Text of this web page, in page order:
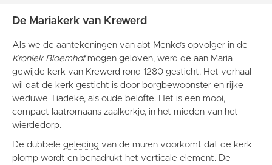
Het Grootste Museum
Steun ons
Contact
Vaktaal
De Mariakerk van Krewerd
Als we de aantekeningen van abt Menko’s opvolger in de
Kroniek Bloemhofmogen geloven, werd de aan Maria
gewijde kerk van Krewerd rond 1280 gesticht. Het verhaal
wil dat de kerk gesticht is door borgbewoonster en rijke
weduwe Tiadeke, als oude belofte. Het is een mooi,
compact laatromaans zaalkerkje, in het midden van het
wierdedorp.
De dubbele geleding van de muren voorkomt dat de kerk
plomp wordt en benadrukt het verticale element. De